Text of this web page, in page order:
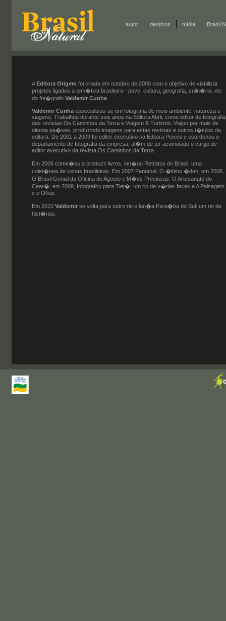
autor destinos mídia Brasil
AEditora Origem foi criada em outubro de 2000 com o objetivo de viabilizar
projetos ligados a tem�tica brasileira - povo, cultura, geografia, culin�ria, etc -
do fot�grafo Valdemir Cunha.
Valdemir Cunhaespecializou-se em fotografia de meio ambiente, natureza e
viagens. Trabalhou durante seis anos na Editora Abril, como editor de fotografia
das revistas Os Caminhos da Terra e Viagem & Turismo. Viajou por mais de
oitenta pa�ses, produzindo imagens para estas revistas e outros t�tulos da
editora. De 2001 a 2009 foi editor executivo na Editora Peixes e coordenou o
departamento de fotografia da empresa, al�m de ter acumulado o cargo de
editor executivo da revista Os Caminhos da Terra.
Em 2006 come�ou a produzir livros, lan�ou Retratos do Brasil, uma
colet�nea de cenas brasileiras. Em 2007 Pantanal: O �ltimo �den; em 2008,
O Brasil Genial da Oficina de Agosto e M�os Preciosas: O Artesanato do
Cear�; em 2009, fotografou para Tiet�: um rio de v�rias faces e A Paisagem
e o Olhar.
Em 2010 Valdemirse volta para outro rio e lan�a Para�ba do Sul: um rio de
hist�rias.